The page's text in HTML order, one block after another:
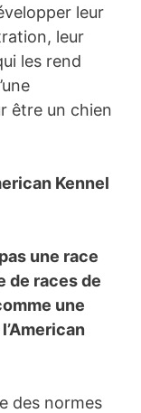
leur
leur
les rend
être un chien
Kennel
une race
de races de
une
des normes